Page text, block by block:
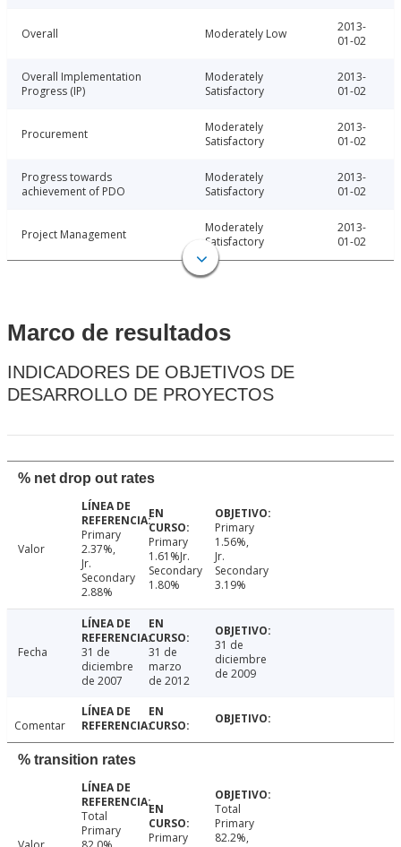
Overall Moderately Low
2013-
01-02
Overall Implementation
Progress (IP)
Moderately
Satisfactory
2013-
01-02
Procurement
Moderately
Satisfactory
2013-
01-02
Progress towards
achievement of PDO
Moderately
Satisfactory
2013-
01-02
Project Management
Moderately
Satisfactory
2013-
01-02
Marco de resultados
INDICADORES DE OBJETIVOS DE
DESARROLLO DE PROYECTOS
% net drop out rates
Valor
Primary
2.37%,
Jr.
Secondary
2.88%
Primary
1.61%Jr.
Secondary
1.80%
Primary
1.56%,
Jr.
Secondary
3.19%
Fecha
31 de
diciembre
de 2007
31 de
marzo
de 2012
31 de
diciembre
de 2009
Comentar
% transition rates
Total
Primary
Primary
Total
Primary
82.2%,